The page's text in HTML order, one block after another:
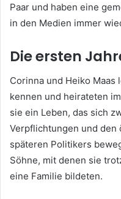
Paar und haben eine
in den Medien immer
Die ersten
Corinna und Heiko
kennen und heirateten
sie ein Leben, das sich
Verpflichtungen und den
späteren Politikers
Söhne, mit denen sie
eine Familie bildeten.